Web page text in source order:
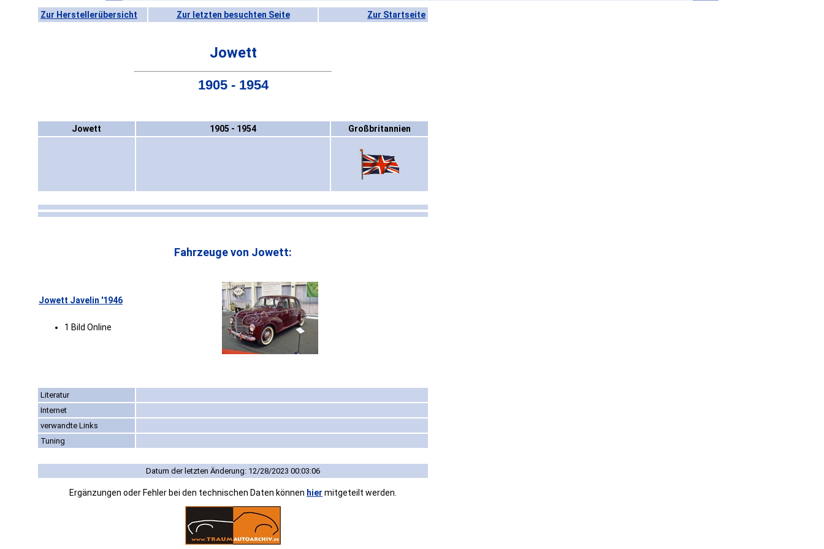
Zur Herstellerübersicht Zur letzten besuchten Seite Zur Startseite
Jowett
1905 - 1954
Jowett 1905 - 1954 Großbritannien
Fahrzeuge von Jowett:
Jowett Javelin '1946
1 Bild Online
Literatur
Internet
verwandte Links
Tuning
Datum der letzten Änderung: 12/28/2023 00:03:06
Ergänzungen oder Fehler bei den technischen Daten können hier mitgeteilt werden.